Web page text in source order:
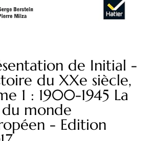
de Initial -
du XXe siècle,
1 : 1900-1945 La
monde
- Edition